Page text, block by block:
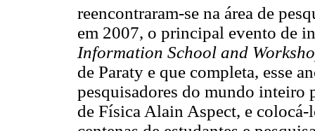
reencontraram-se na área de
em 2007, o principal evento de
Information School and
de Paraty e que completa, esse
pesquisadores do mundo
de Física Alain Aspect, e